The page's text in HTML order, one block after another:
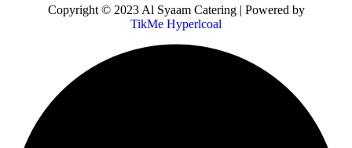
Copyright © 2023 Al Syaam Catering | Powered by
TikMe Hyperlcoal